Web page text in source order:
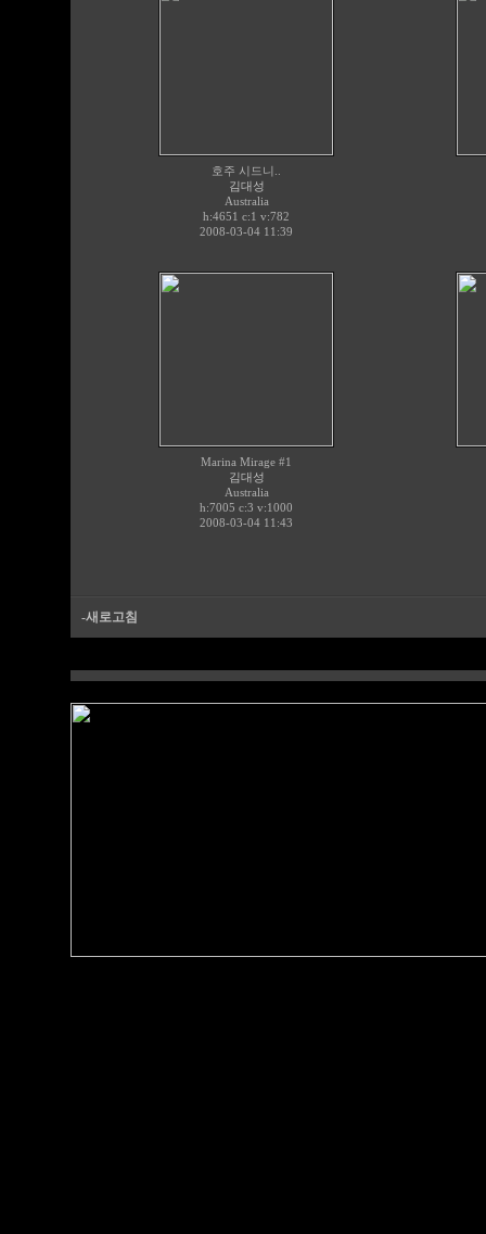
호주 시드니..
김대성
Australia
h:4651 c:1 v:782
2008-03-04 11:39
Marina Mirage #1
김대성
Australia
h:7005 c:3 v:1000
2008-03-04 11:43
-새로고침